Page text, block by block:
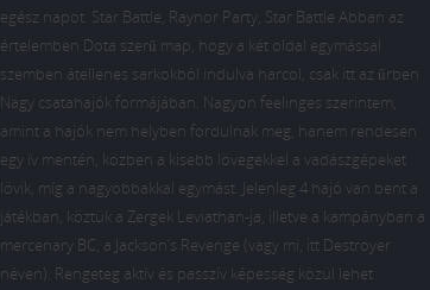
egész napot. Star Battle, Raynor Party, Star Battle Abban az
értelemben Dota szerű map, hogy a két oldal egymással
szemben átellenes sarkokból indulva harcol, csak itt az űrben
Nagy csatahajók formájában. Nagyon feelinges szerintem,
amint a hajók nem helyben fordulnak meg, hanem rendesen
egy ív mentén, közben a kisebb lövegekkel a vadászgépeket
lövik, míg a nagyobbakkal egymást. Jelenleg 4 hajó van bent a
játékban, köztük a Zergek Leviathan-ja, illetve a kampányban a
mercenary BC, a Jackson’s Revenge (vagy mi, itt Destroyer
néven). Rengeteg aktív és passzív képesség közül lehet